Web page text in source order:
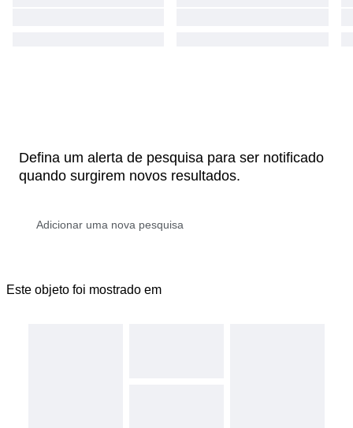
Defina um alerta de pesquisa para ser notificado
quando surgirem novos resultados.
Este objeto foi mostrado em